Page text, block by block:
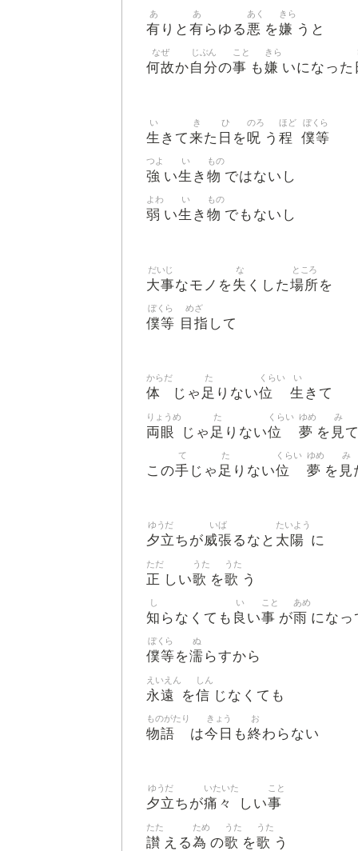
有
あ
りと 有
あ
らゆる悪
あく
を嫌
きら
うと
何故
なぜ
か自分
じぶん
の事
こと
も嫌
きら
いになった
生
い
きて来
き
た 日
ひ
を呪
のろ
う 程
ほど
僕等
ぼくら
強
つよ
い生
い
き 物
もの
ではないし
弱
よわ
い生
い
き 物
もの
でもないし
大事
だいじ
なモノを失
な
くした場所
ところ
を
僕等
ぼくら
目指
めざ
して
体
からだ
じゃ 足
た
りない位
くらい
生
い
きて
両眼
りょうめ
じゃ 足
た
りない位
くらい
夢
ゆめ
を 見
み
この手
て
じゃ 足
た
りない位
くらい
夢
ゆめ
を 見
み
夕立
ゆうだ
ちが威張
いば
るなと 太陽
たいよう
に
正
ただ
しい歌
うた
を歌
うた
う
知
し
らなくても 良
い
い事
こと
が雨
あめ
になっ
僕等
ぼくら
を濡
ぬ
らすから
永遠
えいえん
を信
しん
じなくても
物語
ものがたり
は今日
きょう
も終
お
わらない
夕立
ゆうだ
ちが痛々
いたいた
しい事
こと
讃
たた
える為
ため
の歌
うた
を歌
うた
う